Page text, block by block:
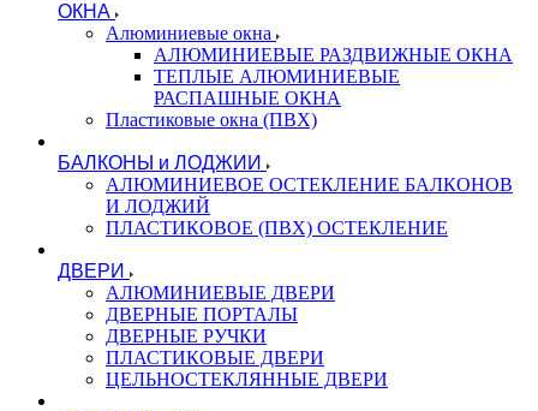
ОКНА
Алюминиевые окна
АЛЮМИНИЕВЫЕ РАЗДВИЖНЫЕ ОКНА
ТЕПЛЫЕ АЛЮМИНИЕВЫЕ
РАСПАШНЫЕ ОКНА
Пластиковые окна (ПВХ)
БАЛКОНЫ и ЛОДЖИИ
АЛЮМИНИЕВОЕ ОСТЕКЛЕНИЕ БАЛКОНОВ
И ЛОДЖИЙ
ПЛАСТИКОВОЕ (ПВХ) ОСТЕКЛЕНИЕ
ДВЕРИ
АЛЮМИНИЕВЫЕ ДВЕРИ
ДВЕРНЫЕ ПОРТАЛЫ
ДВЕРНЫЕ РУЧКИ
ПЛАСТИКОВЫЕ ДВЕРИ
ЦЕЛЬНОСТЕКЛЯННЫЕ ДВЕРИ